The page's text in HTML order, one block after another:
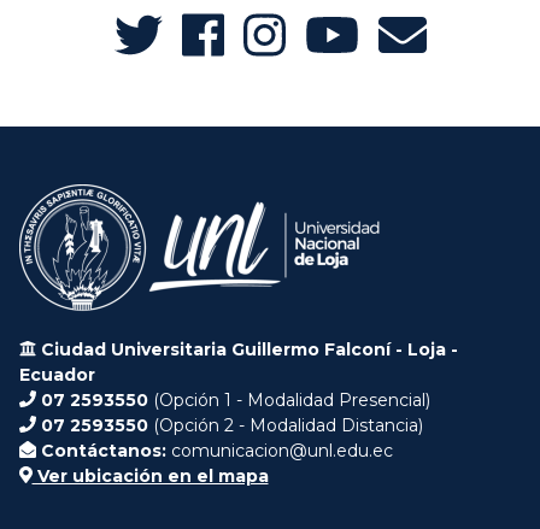
Ciudad Universitaria Guillermo Falconí - Loja -
Ecuador
07 2593550 (Opción 1 - Modalidad Presencial)
07 2593550 (Opción 2 - Modalidad Distancia)
Contáctanos: comunicacion@unl.edu.ec
Ver ubicación en el mapa